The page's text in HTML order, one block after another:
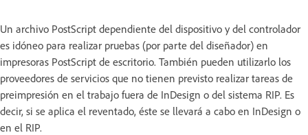
Un archivo PostScript dependiente del dispositivo y del controlador
es idóneo para realizar pruebas (por parte del diseñador) en
impresoras PostScript de escritorio. También pueden utilizarlo los
proveedores de servicios que no tienen previsto realizar tareas de
preimpresión en el trabajo fuera de InDesign o del sistema RIP. Es
decir, si se aplica el reventado, éste se llevará a cabo en InDesign o
en el RIP.